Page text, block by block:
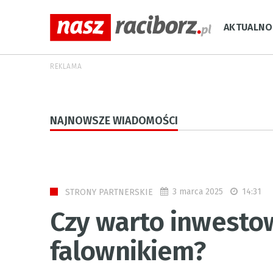
REKLAMA
NAJNOWSZE WIADOMOŚCI
STRONY PARTNERSKIE 3 marca 2025 14:31
Czy warto
falownikiem?